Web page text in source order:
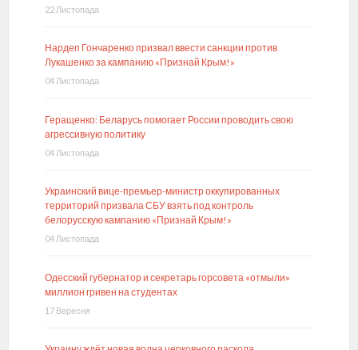
22 Листопада
Нардеп Гончаренко призвал ввести санкции против
Лукашенко за кампанию «Признай Крым!»
04 Листопада
Геращенко: Беларусь помогает России проводить свою
агрессивную политику
04 Листопада
Украинский вице-премьер-министр оккупированных
территорий призвала СБУ взять под контроль
белорусскую кампанию «Признай Крым!»
04 Листопада
Одесский губернатор и секретарь горсовета «отмыли»
миллион гривен на студентах
17 Вересня